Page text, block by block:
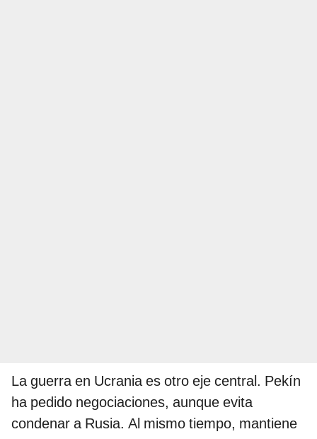
La guerra en Ucrania es otro eje central. Pekín
ha pedido negociaciones, aunque evita
condenar a Rusia. Al mismo tiempo, mantiene